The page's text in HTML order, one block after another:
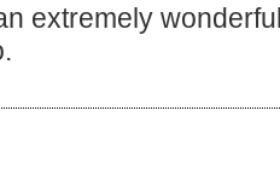
extremely